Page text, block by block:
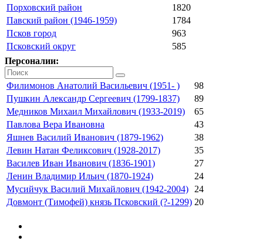
Порховский район
1820
Павский район (1946-1959)
1784
Псков город
963
Псковский округ
585
Персоналии:
Филимонов Анатолий Васильевич (1951- )
98
Пушкин Александр Сергеевич (1799-1837)
89
Медников Михаил Михайлович (1933-2019)
65
Павлова Вера Ивановна
43
Яшнев Василий Иванович (1879-1962)
38
Левин Натан Феликсович (1928-2017)
35
Василев Иван Иванович (1836-1901)
27
Ленин Владимир Ильич (1870-1924)
24
Мусийчук Василий Михайлович (1942-2004)
24
Довмонт (Тимофей) князь Псковский (?-1299) 20